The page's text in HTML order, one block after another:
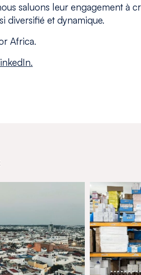
saluons leur engagement à
diversifié et dynamique.
Africa.